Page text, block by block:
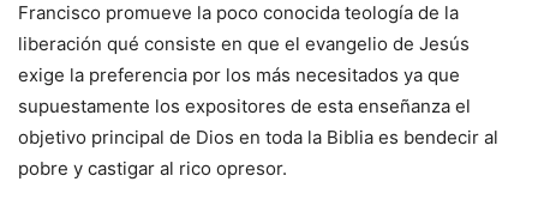
Francisco promueve la poco conocida teología de la
liberación qué consiste en que el evangelio de Jesús
exige la preferencia por los más necesitados ya que
supuestamente los expositores de esta enseñanza el
objetivo principal de Dios en toda la Biblia es bendecir al
pobre y castigar al rico opresor.